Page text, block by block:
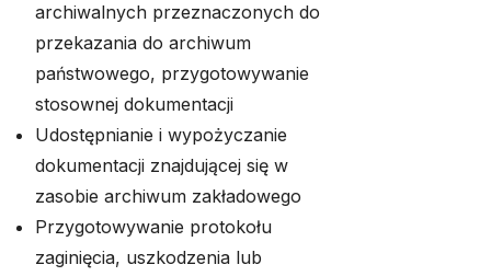
archiwalnych przeznaczonych do
przekazania do archiwum
państwowego, przygotowywanie
stosownej dokumentacji
Udostępnianie i wypożyczanie
dokumentacji znajdującej się w
zasobie archiwum zakładowego
Przygotowywanie protokołu
zaginięcia, uszkodzenia lub